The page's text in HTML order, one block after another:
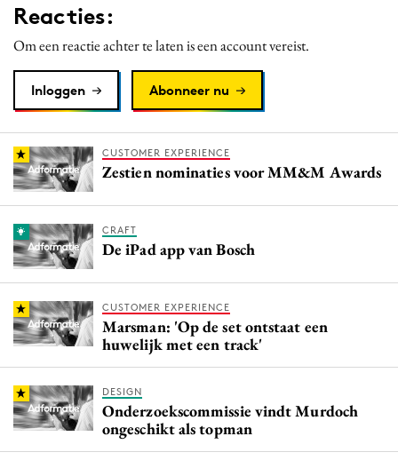
Reacties:
Om een reactie achter te laten is een account vereist.
Inloggen Abonneer nu
CUSTOMER EXPERIENCE
Zestien nominaties voor MM&M Awards
CRAFT
De iPad app van Bosch
CUSTOMER EXPERIENCE
Marsman: 'Op de set ontstaat een
huwelijk met een track'
DESIGN
Onderzoekscommissie vindt Murdoch
ongeschikt als topman